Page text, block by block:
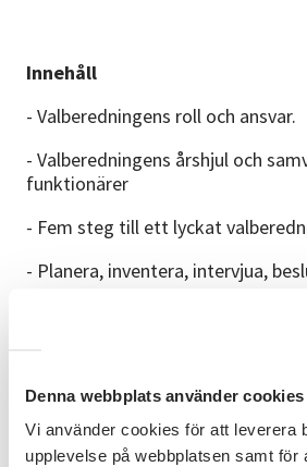
Denna webbplats använder cookies
Vi använder cookies för att leverera
upplevelse på webbplatsen samt för
Innehåll
- Valberedningens roll och ansvar.
- Valberedningens årshjul och
funktionärer
- Fem steg till ett lyckat
- Planera, inventera, intervjua,
styrelsekandidat på bästa sätt?